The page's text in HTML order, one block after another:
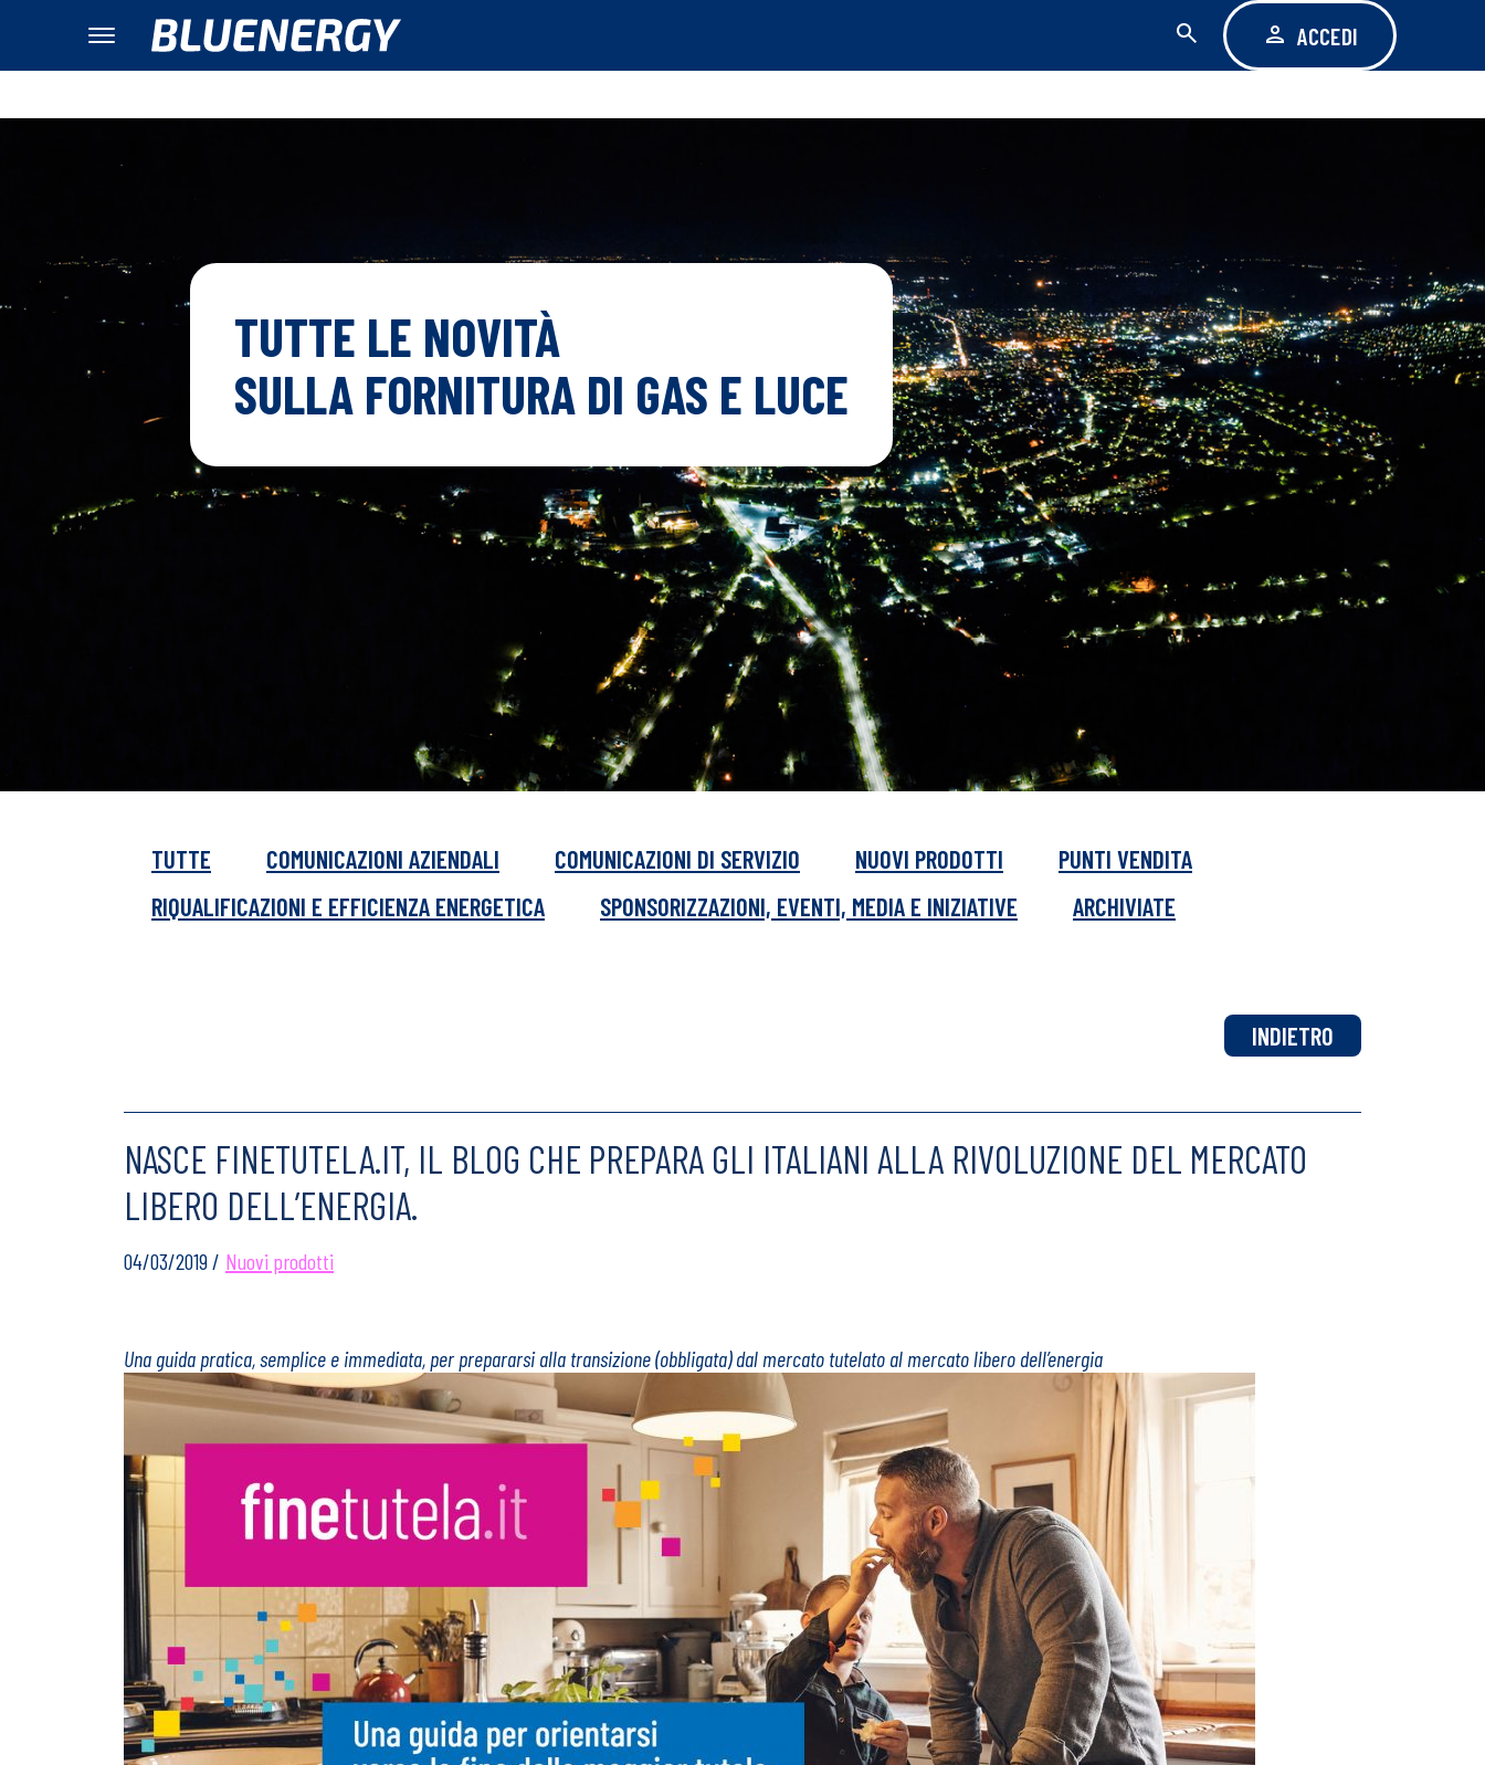
ACCEDI
TUTTE LE NOVITÀ
SULLA FORNITURA DI GAS E LUCE
TUTTE COMUNICAZIONI AZIENDALI COMUNICAZIONI DI SERVIZIO NUOVI PRODOTTI
PUNTI VENDITA
RIQUALIFICAZIONI E EFFICIENZA ENERGETICA
SPONSORIZZAZIONI, EVENTI, MEDIA E INIZIATIVE ARCHIVIATE
INDIETRO
NASCE FINETUTELA.IT, IL BLOG CHE PREPARA GLI ITALIANI ALLA RIVOLUZIONE DEL MERCATO
LIBERO DELL’ENERGIA.
04/03/2019 / Nuovi prodotti
Una guida pratica, semplice e immediata, per prepararsi alla transizione (obbligata) dal mercato tutelato al mercato libero dell’energia